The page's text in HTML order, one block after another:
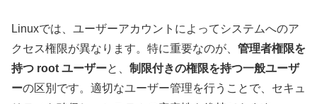
Linuxでは、ユーザーアカウントによってシステムへのア
クセス権限が異なります。特に重要なのが、 管理者権限を
持つ root ユーザーと、 制限付きの権限を持つ一般ユーザ
ーの区別です。適切なユーザー管理を行うことで、セキュ